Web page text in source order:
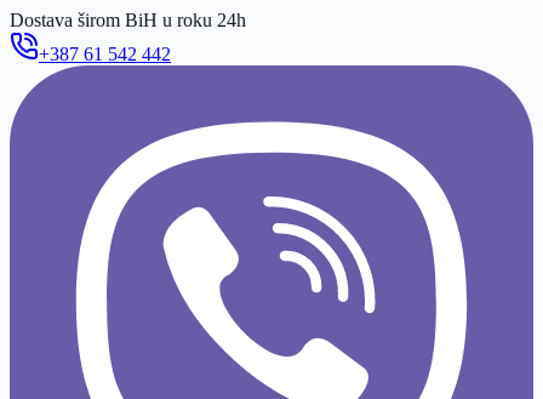
Dostava širom BiH u roku 24h
+387 61 542 442